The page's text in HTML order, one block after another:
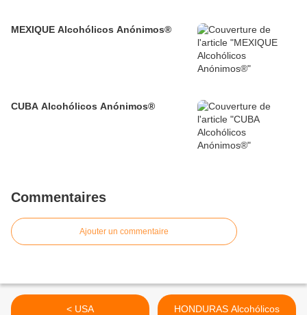
MEXIQUE Alcohólicos Anónimos®
CUBA Alcohólicos Anónimos®
Commentaires
Ajouter un commentaire
< USA
HONDURAS Alcohólicos